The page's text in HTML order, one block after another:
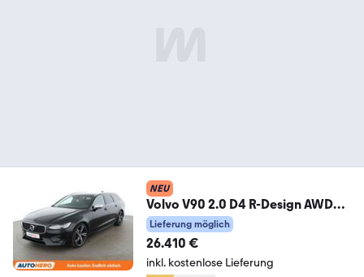
NEU
Volvo V90 2.0 D4 R-Design AWD
Aut.*NAV*ACC*360CAM*PDC*
Lieferung möglich
26.410 €
inkl. kostenlose Lieferung